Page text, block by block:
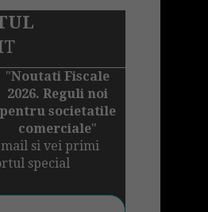
"Noutati Fiscale
2026. Reguli noi
pentru societatile
comerciale"
si vei primi
special